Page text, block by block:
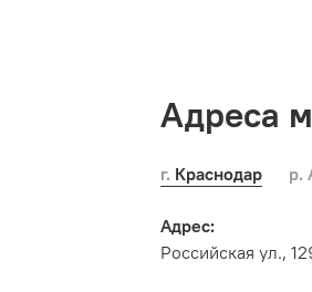
Адреса
г. Краснодар
Адрес:
Российская ул.,